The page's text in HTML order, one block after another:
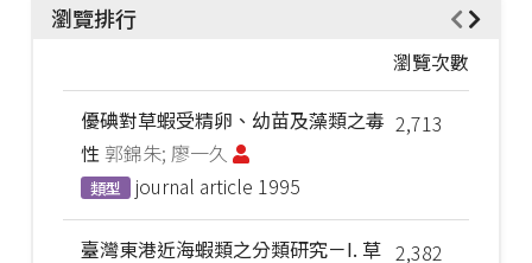
瀏覽排行
瀏覽次數
2,713
優碘對草蝦受精卵、幼苗及藻類之毒
性 郭錦朱; 廖一久
類型 journal article 1995
2,382
臺灣東港近海蝦類之分類研究－I. 草